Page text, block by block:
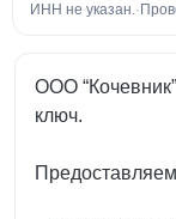
ИНН не указан.·
ООО
ключ.
Предоставляем